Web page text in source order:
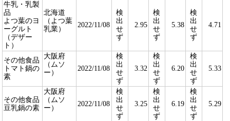
牛乳・乳製
品
よつ葉のヨ
ーグルト
（デザー
ト）
北海道
（よつ葉
乳業）
2022/11/08
検
出
せ
ず
2.95
検
出
せ
ず
5.38
検
出
せ
ず
4.71
その他食品
トマト鍋の
素
大阪府
（ムソ
ー）
2022/11/08
検
出
せ
ず
3.32
検
出
せ
ず
6.20
検
出
せ
ず
5.33
その他食品
豆乳鍋の素
大阪府
（ムソ
ー）
2022/11/08
検
出
せ
ず
3.25
検
出
せ
ず
6.19
検
出
せ
ず
5.29